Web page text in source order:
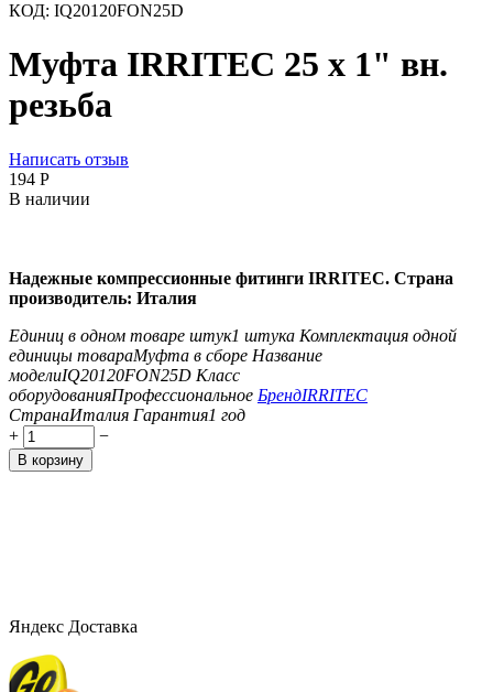
КОД: IQ20120FON25D
Муфта IRRITEC 25 х 1" вн.
резьба
Написать отзыв
‍194‍ Р
В наличии
Надежные компрессионные фитинги IRRITEC. Страна
производитель: Италия
Единиц в одном товаре штук1 штука Комплектация одной
единицы товараМуфта в сборе Название
моделиIQ20120FON25D Класс
оборудованияПрофессиональное БрендIRRITEC
СтранаИталия Гарантия1 год
+
−
В корзину
Яндекс Доставка